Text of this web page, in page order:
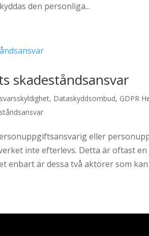
den personliga...
skadeståndsansvar
, Dataskyddsombud, GDPR
eller
inte efterlevs. Detta är oftast
enbart är dessa två aktörer som kan